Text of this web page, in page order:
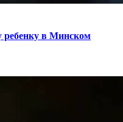
ребенку в Минском